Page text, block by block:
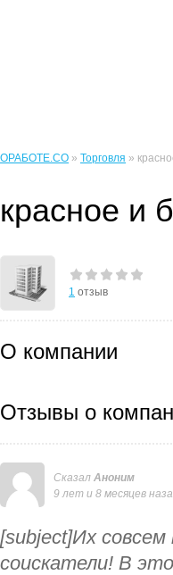
ОРАБОТЕ.CO » Торговля »
красное и
1 отзыв
О компании
Отзывы о
Сказал Аноним
9 лет и 8 месяцев
[subject]Их
соискатели! В